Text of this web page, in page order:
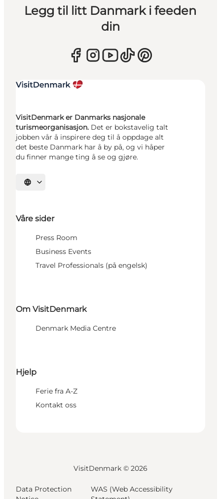
Legg til litt Danmark i feeden
din
VisitDenmark er Danmarks nasjonale
turismeorganisasjon. Det er bokstavelig talt
jobben vår å inspirere deg til å oppdage alt
det beste Danmark har å by på, og vi håper
du finner mange ting å se og gjøre.
Velg språk
Våre sider
Press Room
Business Events
Travel Professionals (på engelsk)
Om VisitDenmark
Denmark Media Centre
Hjelp
Ferie fra A-Z
Kontakt oss
VisitDenmark © 2026
Data Protection
WAS (Web Accessibility